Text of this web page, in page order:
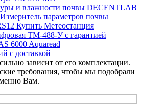
и влажности почвы DECENTLAB
Измеритель параметров почвы
Купить Метеостанция
ТМ-488-У с гарантией
6000 Aquaread
с доставкой
зависит от его комплектации.
требования, чтобы мы подобрали
Вам.